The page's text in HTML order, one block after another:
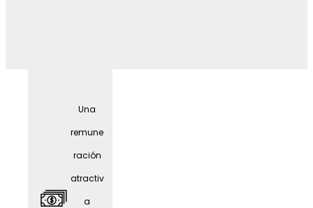
ia
Una
remune
ración
atractiv
a